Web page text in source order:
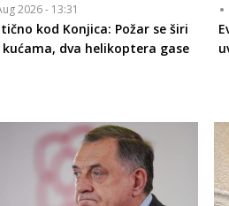
2026 - 13:31
kod Konjica: Požar se širi
dva helikoptera gase